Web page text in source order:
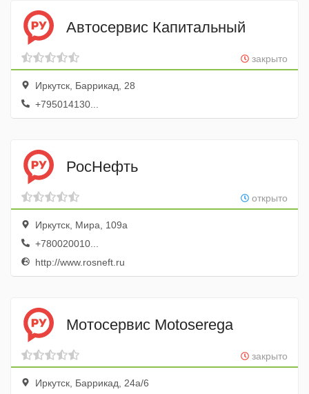
Автосервис Капитальный
закрыто
Иркутск, Баррикад, 28
+795014130...
РосНефть
открыто
Иркутск, Мира, 109а
+780020010...
http://www.rosneft.ru
Мотосервис Motoserega
закрыто
Иркутск, Баррикад, 24а/6